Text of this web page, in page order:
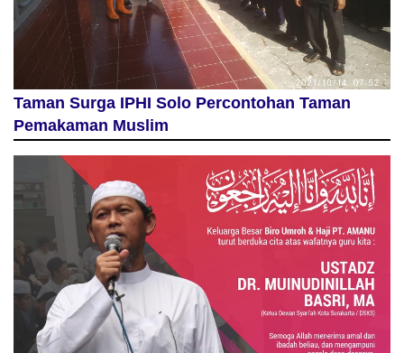
Taman Surga IPHI Solo Percontohan Taman
Pemakaman Muslim